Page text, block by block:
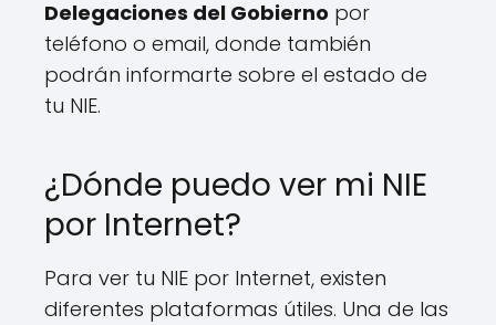
Delegaciones del Gobierno por
teléfono o email, donde también
podrán informarte sobre el estado de
tu NIE.
¿Dónde puedo ver mi NIE
por Internet?
Para ver tu NIE por Internet, existen
diferentes plataformas útiles. Una de las